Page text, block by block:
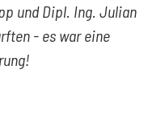
und Dipl. Ing. Julian
- es war eine